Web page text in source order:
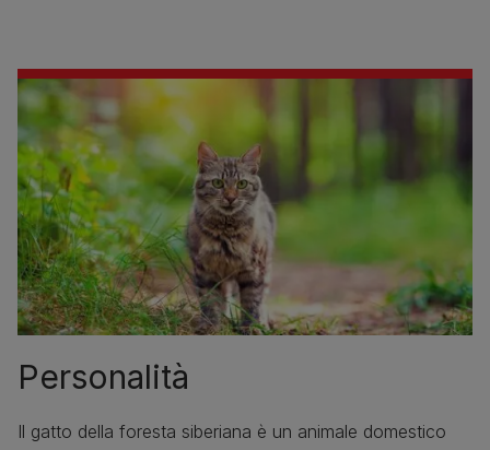
Personalità
Il gatto della foresta siberiana è un animale domestico